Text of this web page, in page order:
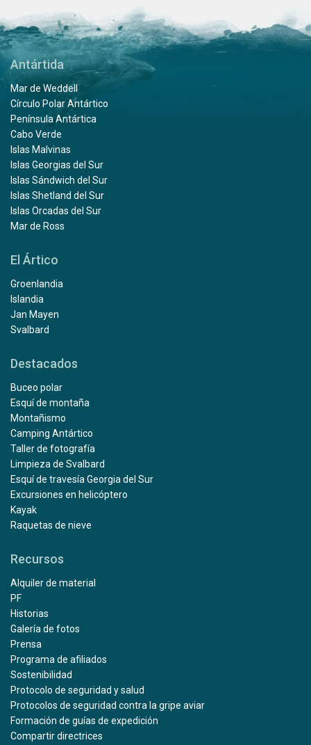
Antártida
Mar de Weddell
Círculo Polar Antártico
Península Antártica
Cabo Verde
Islas Malvinas
Islas Georgias del Sur
Islas Sándwich del Sur
Islas Shetland del Sur
Islas Orcadas del Sur
Mar de Ross
El Ártico
Groenlandia
Islandia
Jan Mayen
Svalbard
Destacados
Buceo polar
Esquí de montaña
Montañismo
Camping Antártico
Taller de fotografía
Limpieza de Svalbard
Esquí de travesía Georgia del Sur
Excursiones en helicóptero
Kayak
Raquetas de nieve
Recursos
Alquiler de material
PF
Historias
Galería de fotos
Prensa
Programa de afiliados
Sostenibilidad
Protocolo de seguridad y salud
Protocolos de seguridad contra la gripe aviar
Formación de guías de expedición
Compartir directrices